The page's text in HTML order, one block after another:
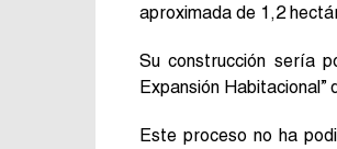
aproximada de 1,2
Su construcción sería
Expansión
Este proceso no ha